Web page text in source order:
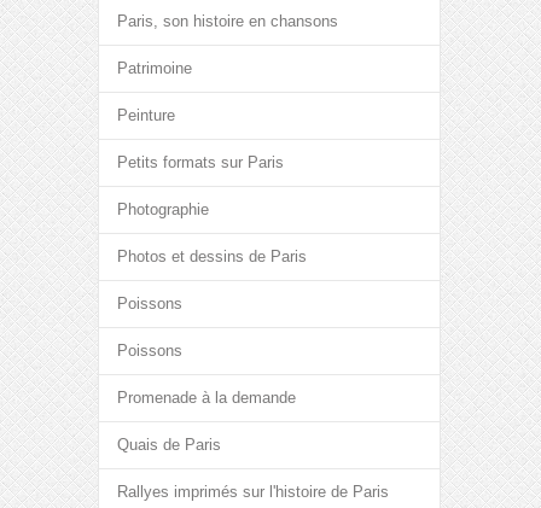
Paris, son histoire en chansons
Patrimoine
Peinture
Petits formats sur Paris
Photographie
Photos et dessins de Paris
Poissons
Poissons
Promenade à la demande
Quais de Paris
Rallyes imprimés sur l'histoire de Paris